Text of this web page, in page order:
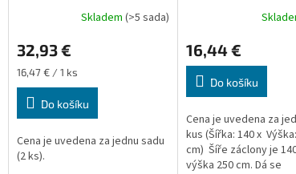
Skladem (>5 sada)
32,93 €
Měrná
cena:
16,47 € / 1 ks
Do košíku
Cena je uvedena za jednu sadu
(2 ks).
16,44 €
Do košíku
Cena je uvedena za
kus (Šířka: 140 x
cm) Šíře záclony je
výška 250 cm. Dá se